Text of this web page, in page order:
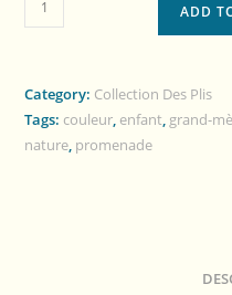
ADD
Category: Collection Des Plis
Tags: couleur, enfant, grand-
nature, promenade